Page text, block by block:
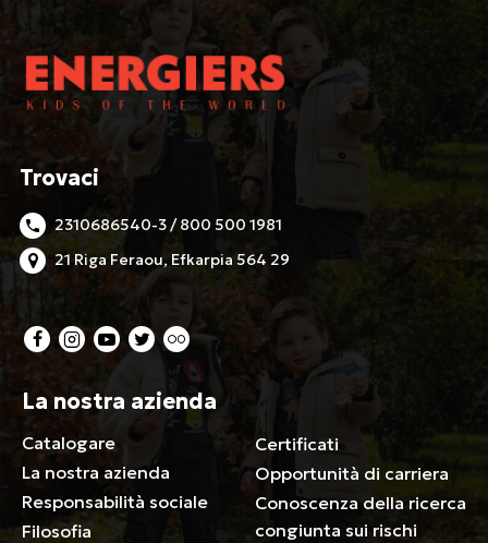
Trovaci
2310686540-3 / 800 500 1981
21 Riga Feraou, Efkarpia 564 29
La nostra azienda
Catalogare
La nostra azienda
Responsabilità sociale
Filosofia
Certificati
Opportunità di carriera
Conoscenza della ricerca
congiunta sui rischi